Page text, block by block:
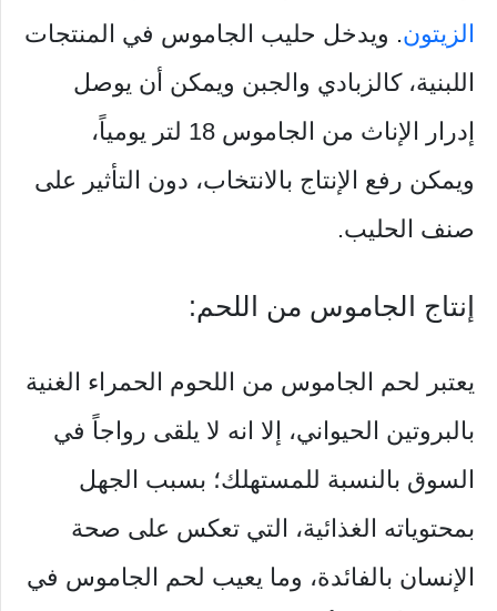
الزيتون. ويدخل حليب الجاموس في المنتجات
اللبنية، كالزبادي والجبن ويمكن أن يوصل
إدرار الإناث من الجاموس 18 لتر يومياً،
ويمكن رفع الإنتاج بالانتخاب، دون التأثير على
صنف الحليب.
إنتاج الجاموس من اللحم:
يعتبر لحم الجاموس من اللحوم الحمراء الغنية
بالبروتين الحيواني، إلا انه لا يلقى رواجاً في
السوق بالنسبة للمستهلك؛ بسبب الجهل
بمحتوياته الغذائية، التي تعكس على صحة
الإنسان بالفائدة، وما يعيب لحم الجاموس في